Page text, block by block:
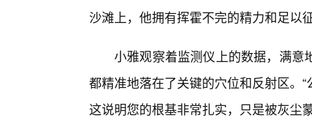
沙滩上，他拥有挥霍不完的精力和足以
小雅观察着监测仪上的数据，满意
都精准地落在了关键的穴位和反射区。
这说明您的根基非常扎实，只是被灰尘